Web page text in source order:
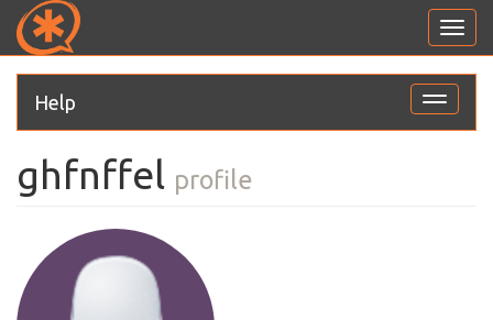
Toggle
Help
ghfnffel profile